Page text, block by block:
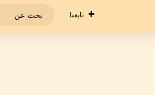
تابعنا